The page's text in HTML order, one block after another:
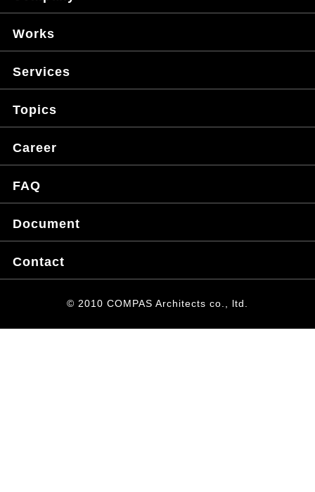
Works
Services
Topics
Career
FAQ
Document
Contact
© 2010 COMPAS Architects co., ltd.